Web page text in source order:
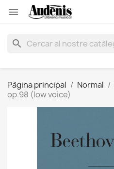

search
Pàgina principal Normal
op.98 (low voice)